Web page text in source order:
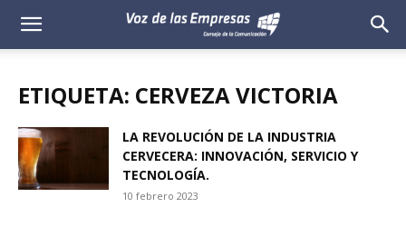
Voz
Empresas
ETIQUETA: CERVEZA VICTORIA
LA REVOLUCIÓN DE LA INDUSTRIA
CERVECERA: INNOVACIÓN, SERVICIO Y
TECNOLOGÍA.
10 febrero 2023